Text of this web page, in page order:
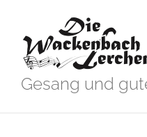
springen
Gesang und